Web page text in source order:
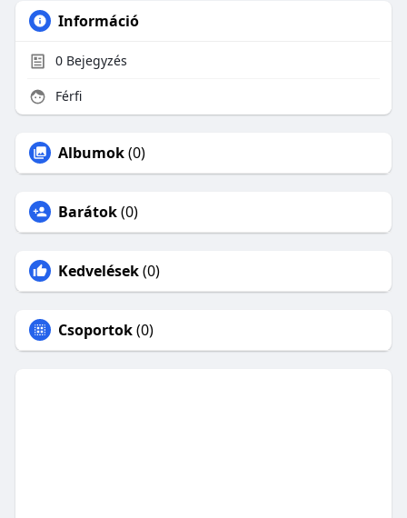
Információ
0Bejegyzés
Férfi
Albumok(0)
Barátok(0)
Kedvelések(0)
Csoportok(0)